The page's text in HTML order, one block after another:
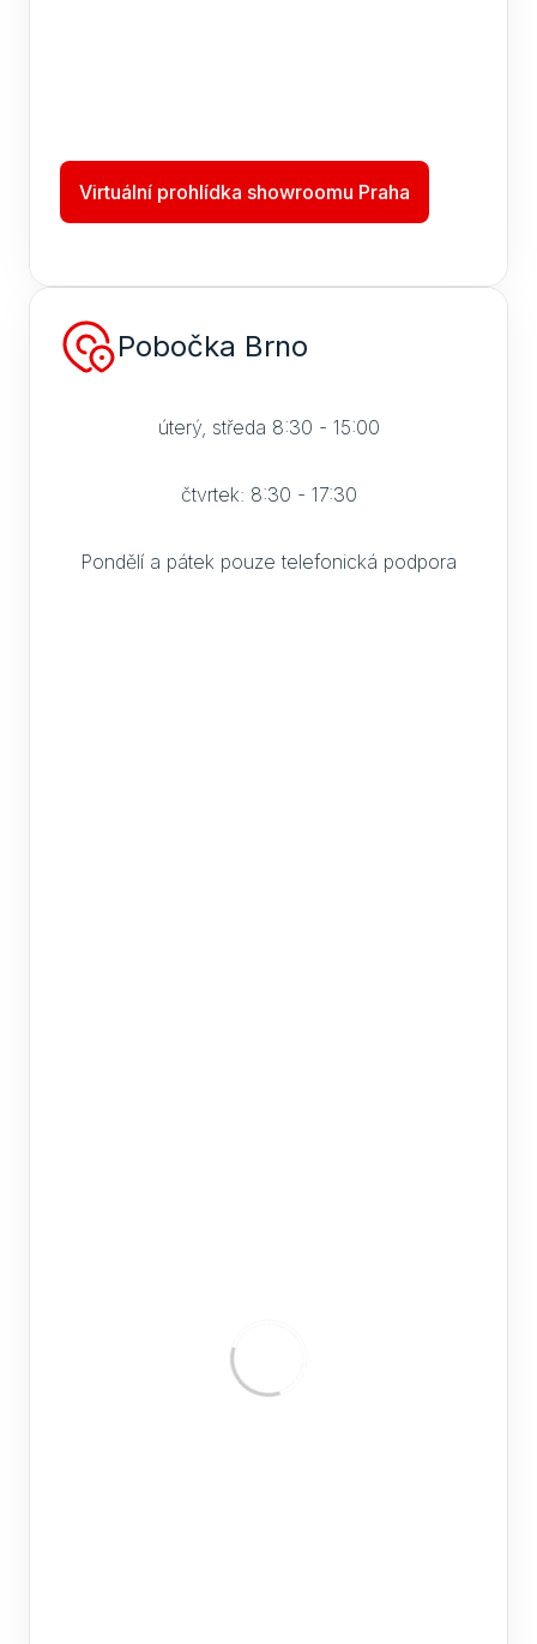
Virtuální prohlídka showroomu Praha
Pobočka Brno
úterý, středa 8:30 - 15:00
čtvrtek: 8:30 - 17:30
Pondělí a pátek pouze telefonická podpora